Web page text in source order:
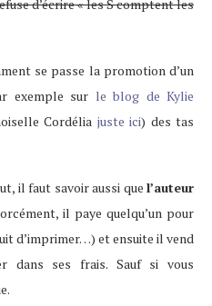
d’écrire « les S comptent les
se passe la promotion d’un
exemple sur le blog de Kylie
Cordélia juste ici) des tas
il faut savoir aussi que l’auteur
il paye quelqu’un pour
d’imprimer…) et ensuite il vend
dans ses frais. Sauf si vous